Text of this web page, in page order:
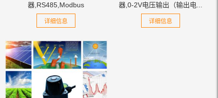
器,RS485,Modbus
详细信息
器,0-2V电压输出（输出电...
详细信息